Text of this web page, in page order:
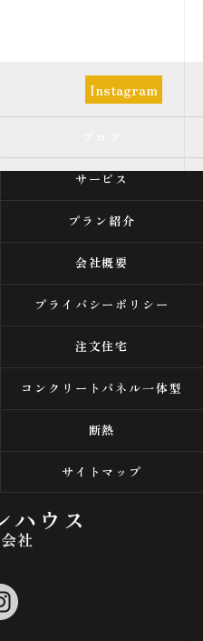
Instagram
サービス
プラン紹介
会社概要
プライバシーポリシー
注文住宅
コンクリートパネル一体型
断熱
サイトマップ